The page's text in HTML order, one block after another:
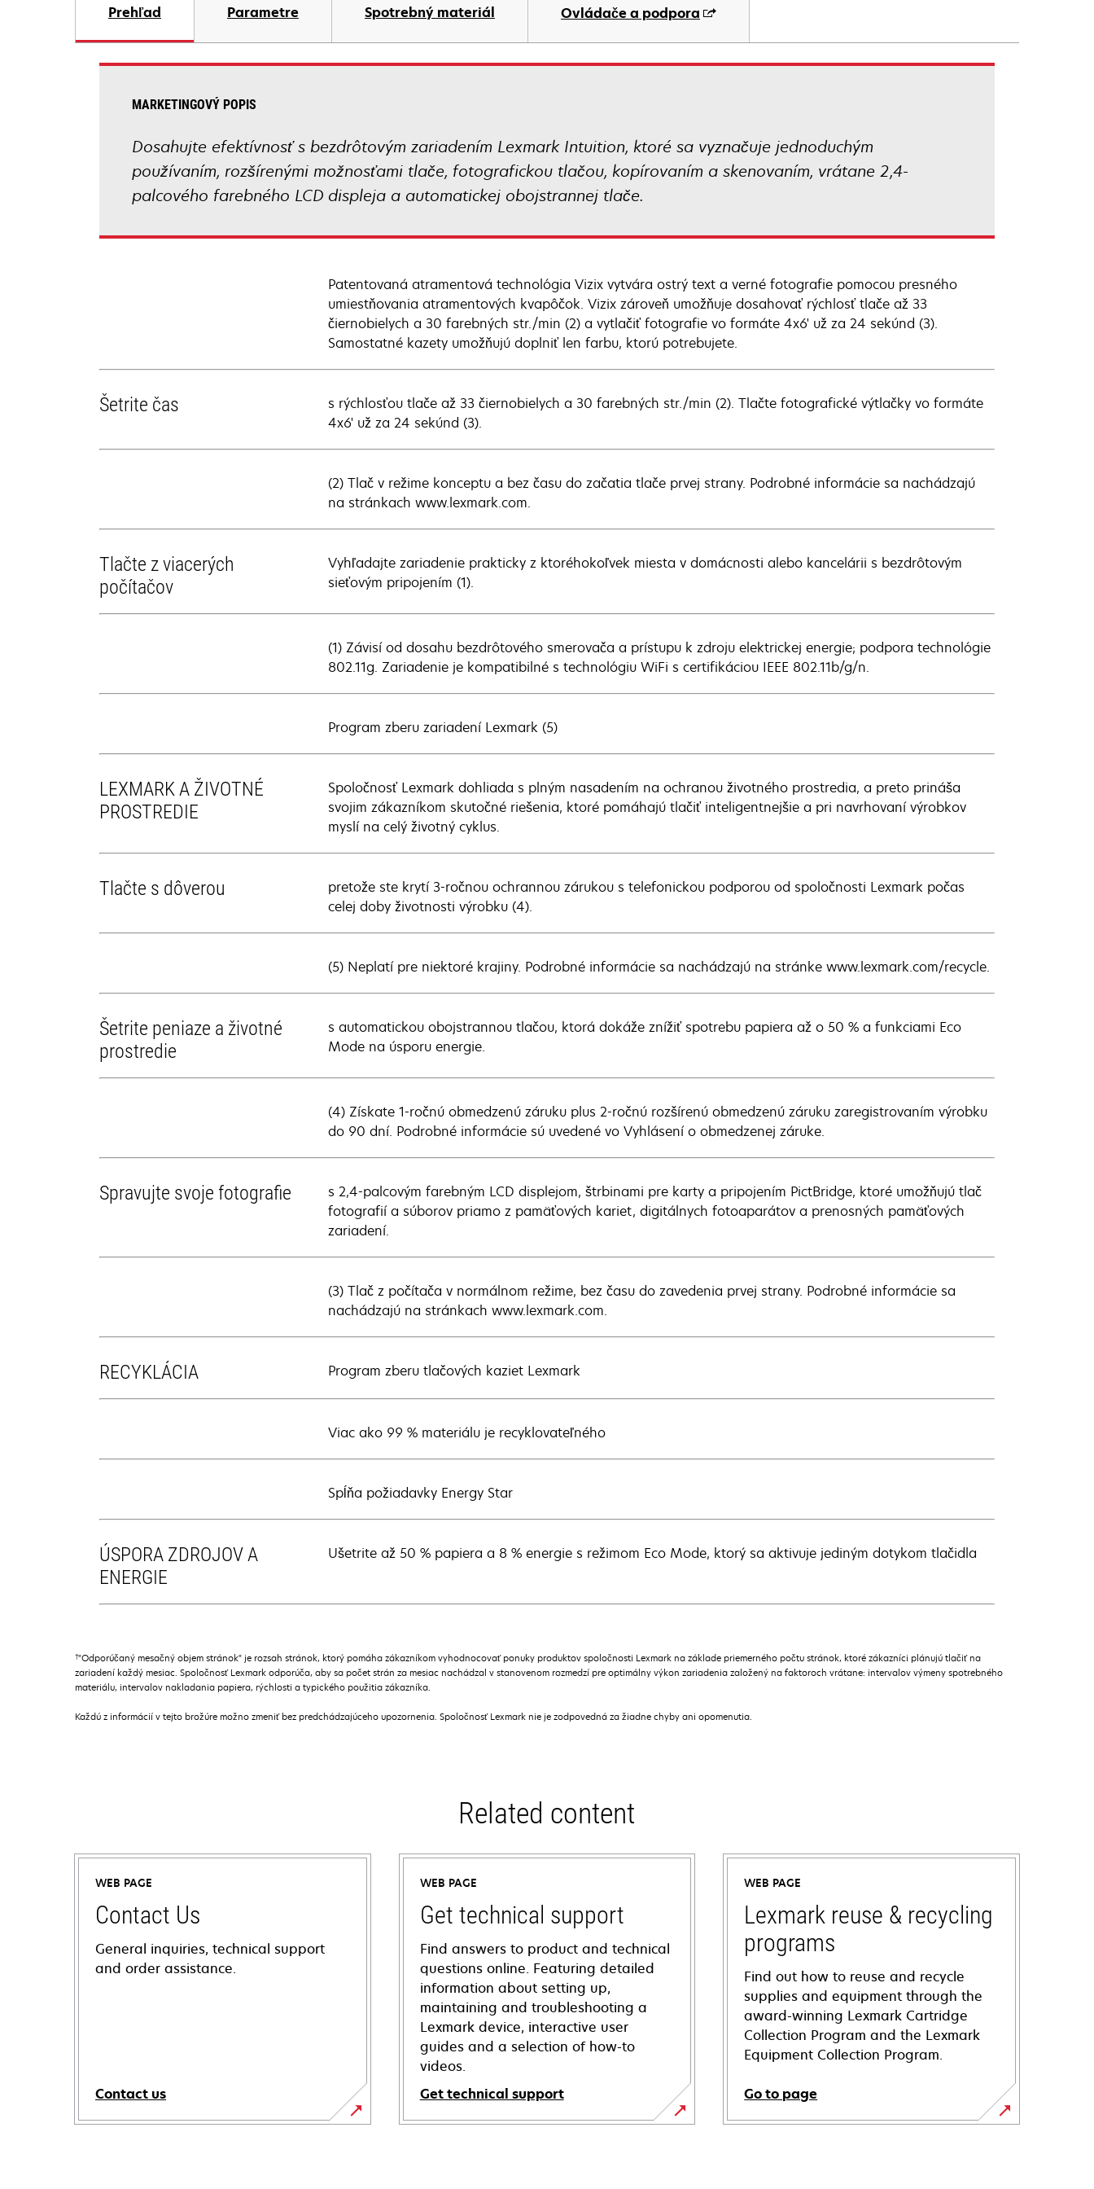
Prehľad Parametre Spotrebný materiál Ovládače a podpora
MARKETINGOVÝ POPIS
Dosahujte efektívnosť s bezdrôtovým zariadením Lexmark Intuition, ktoré sa vyznačuje jednoduchým
používaním, rozšírenými možnosťami tlače, fotografickou tlačou, kopírovaním a skenovaním, vrátane 2,4-
palcového farebného LCD displeja a automatickej obojstrannej tlače.
Patentovaná atramentová technológia Vizix vytvára ostrý text a verné fotografie pomocou presného
umiestňovania atramentových kvapôčok. Vizix zároveň umožňuje dosahovať rýchlosť tlače až 33
čiernobielych a 30 farebných str./min (2) a vytlačiť fotografie vo formáte 4x6' už za 24 sekúnd (3).
Samostatné kazety umožňujú doplniť len farbu, ktorú potrebujete.
Šetrite čas
s rýchlosťou tlače až 33 čiernobielych a 30 farebných str./min (2). Tlačte fotografické výtlačky vo formáte
4x6' už za 24 sekúnd (3).
(2) Tlač v režime konceptu a bez času do začatia tlače prvej strany. Podrobné informácie sa nachádzajú
na stránkach www.lexmark.com.
Tlačte z viacerých
počítačov
Vyhľadajte zariadenie prakticky z ktoréhokoľvek miesta v domácnosti alebo kancelárii s bezdrôtovým
sieťovým pripojením (1).
(1) Závisí od dosahu bezdrôtového smerovača a prístupu k zdroju elektrickej energie; podpora technológie
802.11g. Zariadenie je kompatibilné s technológiu WiFi s certifikáciou IEEE 802.11b/g/n.
Program zberu zariadení Lexmark (5)
LEXMARK A ŽIVOTNÉ
PROSTREDIE
Spoločnosť Lexmark dohliada s plným nasadením na ochranou životného prostredia, a preto prináša
svojim zákazníkom skutočné riešenia, ktoré pomáhajú tlačiť inteligentnejšie a pri navrhovaní výrobkov
myslí na celý životný cyklus.
Tlačte s dôverou
pretože ste krytí 3-ročnou ochrannou zárukou s telefonickou podporou od spoločnosti Lexmark počas
celej doby životnosti výrobku (4).
(5) Neplatí pre niektoré krajiny. Podrobné informácie sa nachádzajú na stránke www.lexmark.com/recycle.
Šetrite peniaze a životné
prostredie
s automatickou obojstrannou tlačou, ktorá dokáže znížiť spotrebu papiera až o 50 % a funkciami Eco
Mode na úsporu energie.
(4) Získate 1-ročnú obmedzenú záruku plus 2-ročnú rozšírenú obmedzenú záruku zaregistrovaním výrobku
do 90 dní. Podrobné informácie sú uvedené vo Vyhlásení o obmedzenej záruke.
Spravujte svoje fotografie
s 2,4-palcovým farebným LCD displejom, štrbinami pre karty a pripojením PictBridge, ktoré umožňujú tlač
fotografií a súborov priamo z pamäťových kariet, digitálnych fotoaparátov a prenosných pamäťových
zariadení.
(3) Tlač z počítača v normálnom režime, bez času do zavedenia prvej strany. Podrobné informácie sa
nachádzajú na stránkach www.lexmark.com.
RECYKLÁCIA Program zberu tlačových kaziet Lexmark
Viac ako 99 % materiálu je recyklovateľného
Spĺňa požiadavky Energy Star
ÚSPORA ZDROJOV A
ENERGIE
Ušetrite až 50 % papiera a 8 % energie s režimom Eco Mode, ktorý sa aktivuje jediným dotykom tlačidla
†"Odporúčaný mesačný objem stránok" je rozsah stránok, ktorý pomáha zákazníkom vyhodnocovať ponuky produktov spoločnosti Lexmark na základe priemerného počtu stránok, ktoré zákazníci plánujú tlačiť na
zariadení každý mesiac. Spoločnosť Lexmark odporúča, aby sa počet strán za mesiac nachádzal v stanovenom rozmedzí pre optimálny výkon zariadenia založený na faktoroch vrátane: intervalov výmeny spotrebného
materiálu, intervalov nakladania papiera, rýchlosti a typického použitia zákazníka.
Každú z informácií v tejto brožúre možno zmeniť bez predchádzajúceho upozornenia. Spoločnosť Lexmark nie je zodpovedná za žiadne chyby ani opomenutia.
Related content
WEB PAGE
Contact Us
General inquiries, technical support
and order assistance.
Contact us
WEB PAGE
Get technical support
Find answers to product and technical
questions online. Featuring detailed
information about setting up,
maintaining and troubleshooting a
Lexmark device, interactive user
guides and a selection of how-to
videos.
Get technical support
opens
WEB PAGE
Lexmark reuse & recycling
programs
Find out how to reuse and recycle
supplies and equipment through the
award-winning Lexmark Cartridge
Collection Program and the Lexmark
Equipment Collection Program.
Go to page